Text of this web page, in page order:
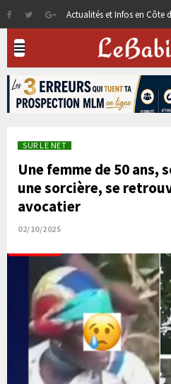
Actualités et Infos en Côte
SUR LE NET
Une femme de 50 ans,
une sorcière, se
avocatier
02/10/2025